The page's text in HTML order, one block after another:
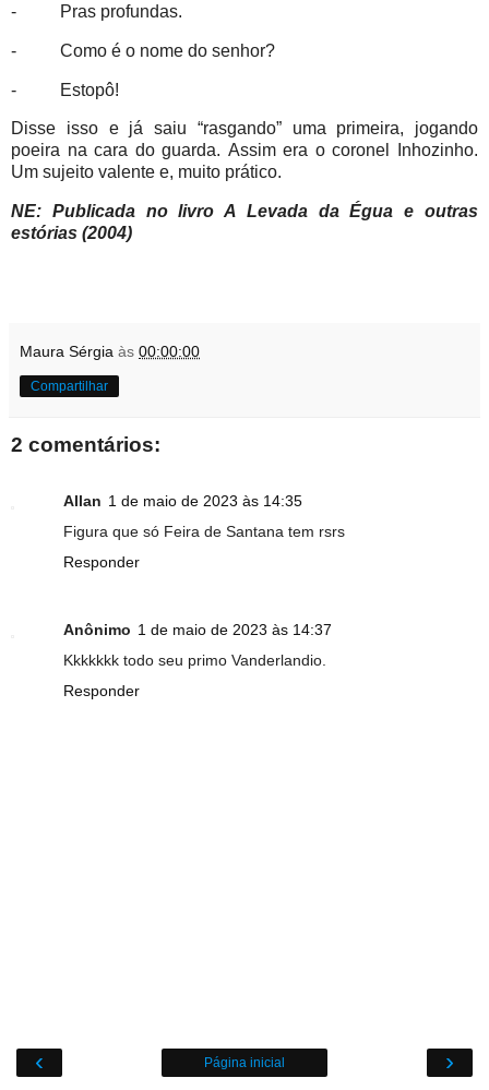
- Pras profundas.
- Como é o nome do senhor?
- Estopô!
Disse isso e já saiu “rasgando” uma primeira, jogando
poeira na cara do guarda. Assim era o coronel Inhozinho.
Um sujeito valente e, muito prático.
NE: Publicada no livro A Levada da Égua e outras
estórias (2004)
Maura Sérgia às 00:00:00
Compartilhar
2 comentários:
Allan 1 de maio de 2023 às 14:35
Figura que só Feira de Santana tem rsrs
Responder
Anônimo 1 de maio de 2023 às 14:37
Kkkkkkk todo seu primo Vanderlandio.
Responder
‹ ›
Página inicial